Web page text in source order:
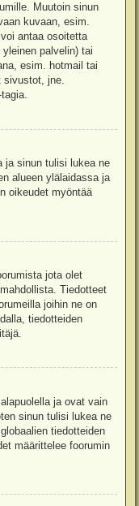
Muutoin sinun
kuvaan, esim.
antaa osoitetta
palvelin) tai
esim. hotmail tai
sivustot, jne.
ja sinun tulisi lukea ne
alueen ylälaidassa ja
oikeudet myöntää
jota olet
Tiedotteet
joihin ne on
tiedotteiden
ja ovat vain
sinun tulisi lukea ne
tiedotteiden
määrittelee foorumin